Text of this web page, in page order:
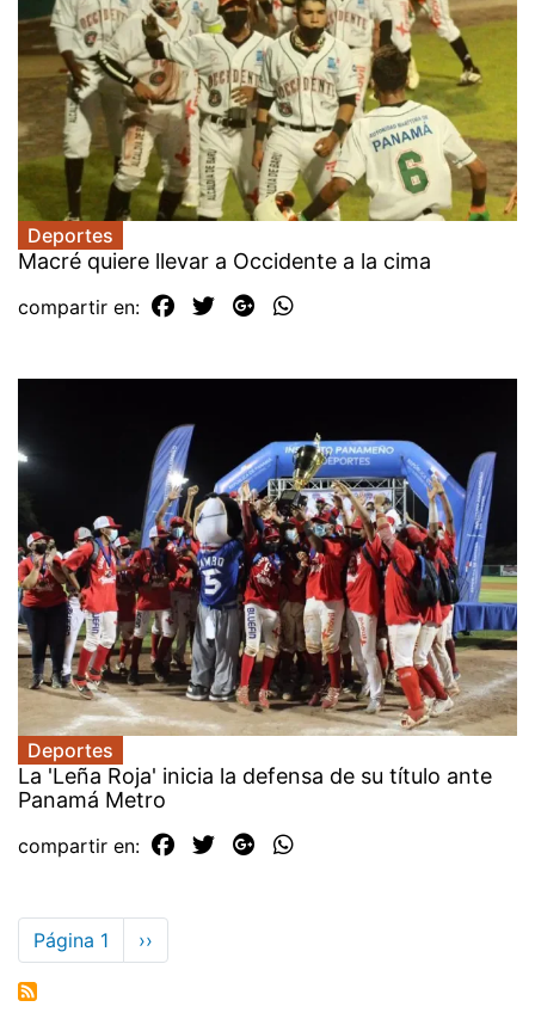
Deportes
Macré quiere llevar a Occidente a la cima
compartir en:
Deportes
La 'Leña Roja' inicia la defensa de su título ante
Panamá Metro
compartir en:
Paginación
Página 1
Siguiente
página
››